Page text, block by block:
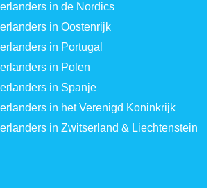
in de Nordics
in Oostenrijk
in Portugal
in Polen
in Spanje
in het Verenigd Koninkrijk
in Zwitserland & Liechtenstein